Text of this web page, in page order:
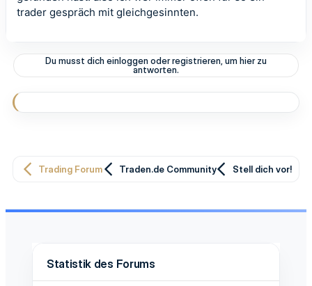
trader gespräch mit gleichgesinnten.
Du musst dich einloggen oder registrieren, um hier zu
antworten.
Trading Forum Traden.de Community Stell dich vor!
Statistik des Forums